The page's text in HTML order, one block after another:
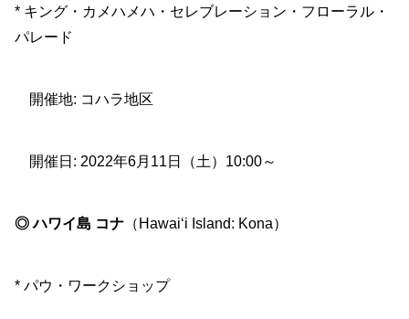
* キング・カメハメハ・セレブレーション・フローラル・
パレード
開催地: コハラ地区
開催日: 2022年6月11日（土）10:00～
◎ ハワイ島 コナ （Hawai‘i Island: Kona）
* パウ・ワークショップ